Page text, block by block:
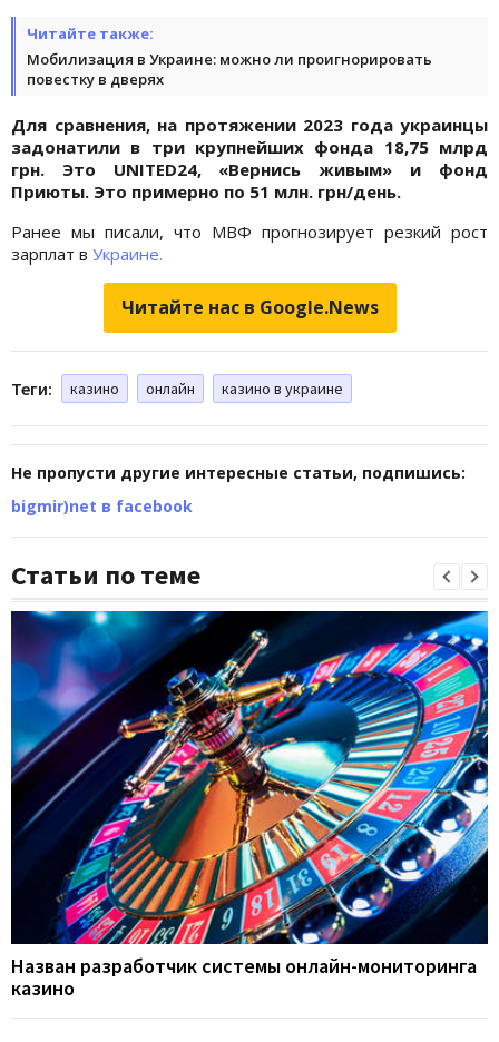
Читайте также:
Мобилизация в Украине: можно ли проигнорировать
повестку в дверях
Для сравнения, на протяжении 2023 года украинцы
задонатили в три крупнейших фонда 18,75 млрд
грн. Это UNITED24, «Вернись живым» и фонд
Приюты. Это примерно по 51 млн. грн/день.
Ранее мы писали, что МВФ прогнозирует резкий рост
зарплат в Украине.
Читайте нас в Google.News
Теги: казино онлайн казино в украине
Не пропусти другие интересные статьи, подпишись:
bigmir)net в facebook
Статьи по теме
Назван разработчик системы онлайн-мониторинга
казино